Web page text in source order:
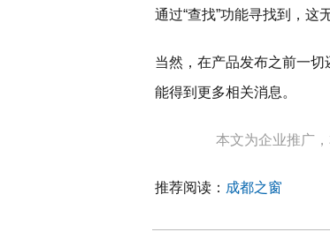
通过“查找”功能寻找到，这
当然，在产品发布之前一
能得到更多相关消息。
本文为企业推广
推荐阅读： 成都之窗